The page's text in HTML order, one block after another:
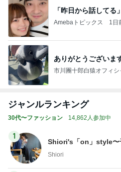
「昨日から話して
Amebaトピックス 1日
ありがとうございま
市川團十郎白猿オフィシ
ジャンルランキング
30代〜ファッション 14,862人参加中
1
Shiori's「on」style〜
Shiori